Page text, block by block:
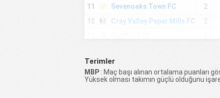
11 Sevenoaks Town FC 2
12
Cray Valley Paper Mills FC 2
15
Deal Town FC
16
Erith Town FC 2
Terimler
MBP : Maç başı alınan ortalama puanları
Yüksek olması takımın güçlü olduğunu